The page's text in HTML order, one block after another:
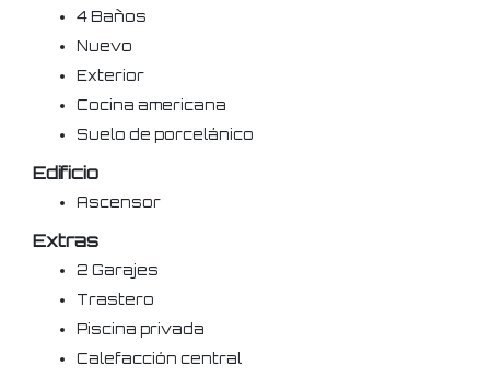
4 Baños
Nuevo
Exterior
Cocina americana
Suelo de porcelánico
Edificio
Ascensor
Extras
2 Garajes
Trastero
Piscina privada
Calefacción central